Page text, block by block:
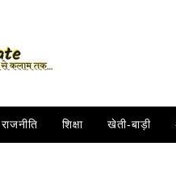
राजनीति शिक्षा खेती-बाड़ी